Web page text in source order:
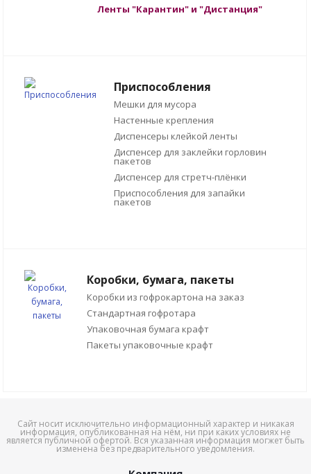
Ленты "Карантин" и "Дистанция"
Приспособления
Мешки для мусора
Настенные крепления
Диспенсеры клейкой ленты
Диспенсер для заклейки горловин
пакетов
Диспенсер для стретч-плёнки
Приспособления для запайки
пакетов
Коробки, бумага, пакеты
Коробки из гофрокартона на заказ
Стандартная гофротара
Упаковочная бумага крафт
Пакеты упаковочные крафт
Сайт носит исключительно информационный характер и никакая
информация, опубликованная на нём, ни при каких условиях не
является публичной офертой. Вся указанная информация могжет быть
изменена без предварительного уведомления.